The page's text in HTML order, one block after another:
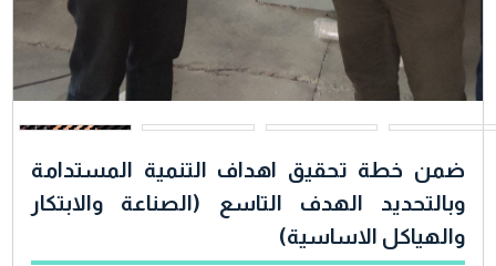
ضمن خطة تحقيق اهداف التنمية المستدامة
وبالتحديد الهدف التاسع (الصناعة والابتكار
والهياكل الاساسية)